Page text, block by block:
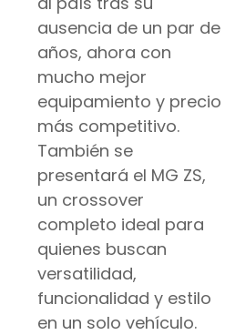
ausencia de un par de
años, ahora con
mucho mejor
equipamiento y precio
más competitivo.
También se
presentará el MG ZS,
un crossover
completo ideal para
quienes buscan
versatilidad,
funcionalidad y estilo
en un solo vehículo.